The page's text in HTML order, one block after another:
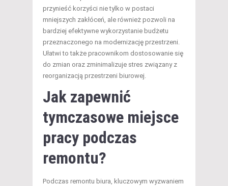
przynieść korzyści nie tylko w postaci
mniejszych zakłóceń, ale również pozwoli na
bardziej efektywne wykorzystanie budżetu
przeznaczonego na modernizację przestrzeni.
Ułatwi to także pracownikom dostosowanie się
do zmian oraz zminimalizuje stres związany z
reorganizacją przestrzeni biurowej.
Jak zapewnić
tymczasowe miejsce
pracy podczas
remontu?
Podczas remontu biura, kluczowym wyzwaniem